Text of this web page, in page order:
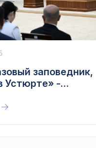
заповедник,
Устюрте» -